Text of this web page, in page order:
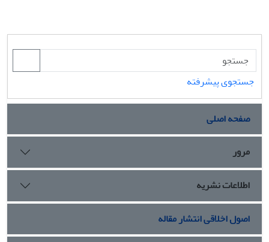
جستجوی پیشرفته
صفحه اصلی
مرور
اطلاعات نشریه
اصول اخلاقی انتشار مقاله